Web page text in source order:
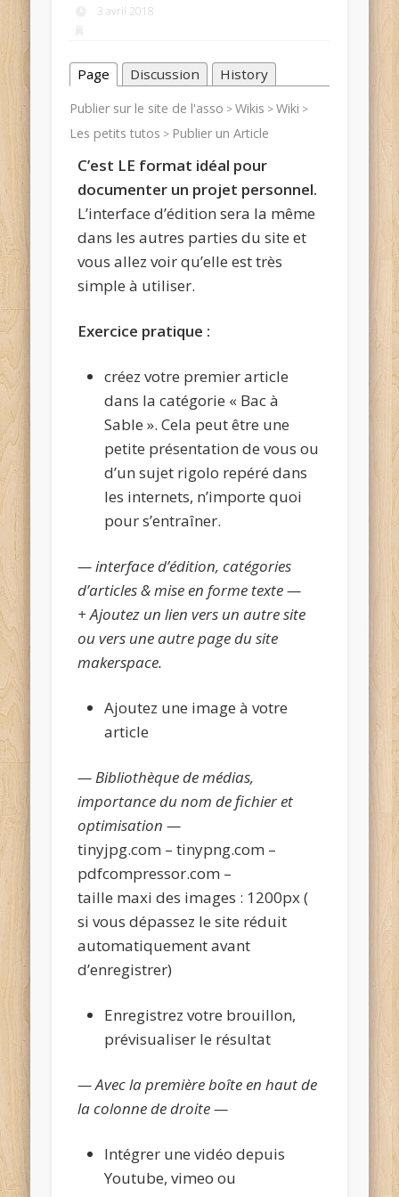
3 avril 2018
Page Discussion History
Publier sur le site de l'asso >Wikis >Wiki >
Les petits tutos > Publier un Article
C’est LE format idéal pour
documenter un projet personnel.
L’interface d’édition sera la même
dans les autres parties du site et
vous allez voir qu’elle est très
simple à utiliser.
Exercice pratique :
créez votre premier article
dans la catégorie « Bac à
Sable ». Cela peut être une
petite présentation de vous ou
d’un sujet rigolo repéré dans
les internets, n’importe quoi
pour s’entraîner.
— interface d’édition, catégories
d’articles & mise en forme texte —
+ Ajoutez un lien vers un autre site
ou vers une autre page du site
makerspace.
Ajoutez une image à votre
article
— Bibliothèque de médias,
importance du nom de fichier et
optimisation —
tinyjpg.com – tinypng.com –
pdfcompressor.com –
taille maxi des images : 1200px (
si vous dépassez le site réduit
automatiquement avant
d’enregistrer)
Enregistrez votre brouillon,
prévisualiser le résultat
— Avec la première boîte en haut de
la colonne de droite —
Intégrer une vidéo depuis
Youtube, vimeo ou